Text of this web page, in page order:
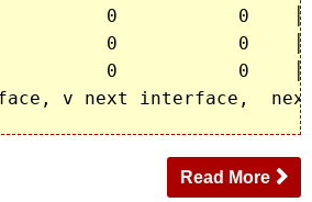
0           0    │
0           0
0           0
Read More